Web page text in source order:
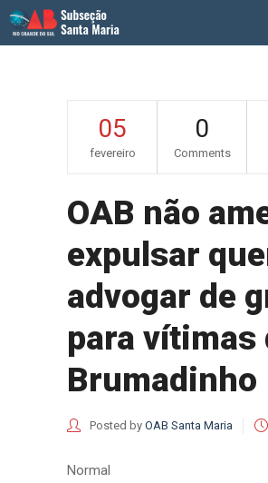
05
fevereiro
0
Comments
OAB não
expulsar
advogar de
para vítimas
Brumadinho
Posted by OAB Santa Maria
Normal